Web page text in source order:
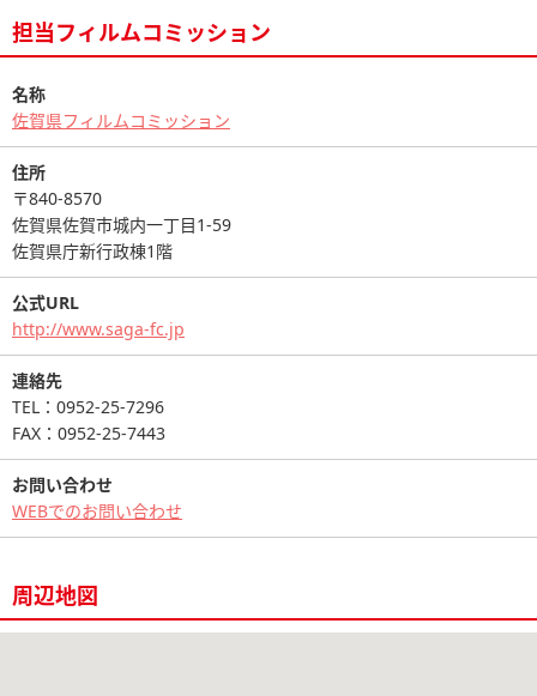
担当フィルムコミッション
名称
佐賀県フィルムコミッション
住所
〒840-8570
佐賀県佐賀市城内一丁目1-59
佐賀県庁新行政棟1階
公式URL
http://www.saga-fc.jp
連絡先
TEL：0952-25-7296
FAX：0952-25-7443
お問い合わせ
WEBでのお問い合わせ
周辺地図